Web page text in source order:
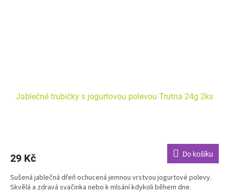
Jablečné trubičky s jogurtovou polevou Trutna 24g 2ks
29 Kč Do košíku
Sušená jablečná dřeň ochucená jemnou vrstvou jogurtové polevy.
Skvělá a zdravá svačinka nebo k mlsání kdykoli během dne.